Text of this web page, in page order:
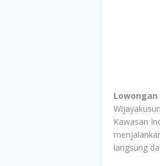
Kawasan
langsung